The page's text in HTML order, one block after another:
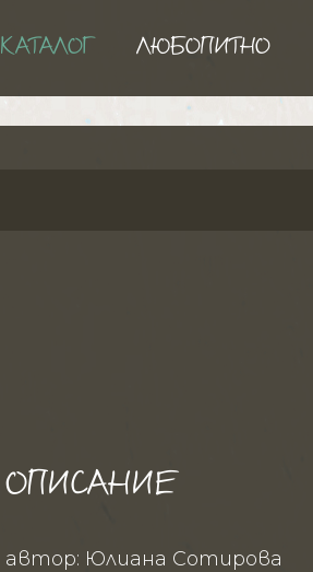
КАТАЛОГ ЛЮБОПИТНО
ОПИСАНИЕ
автор: Юлиана Сотирова